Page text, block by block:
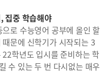
집중 학습해야
로 수능영어 공부에 올인 할
문에 신학기가 시작되는 3
학년도 입시를 준비하는 학
수 있는 두 번 다시없는 매우